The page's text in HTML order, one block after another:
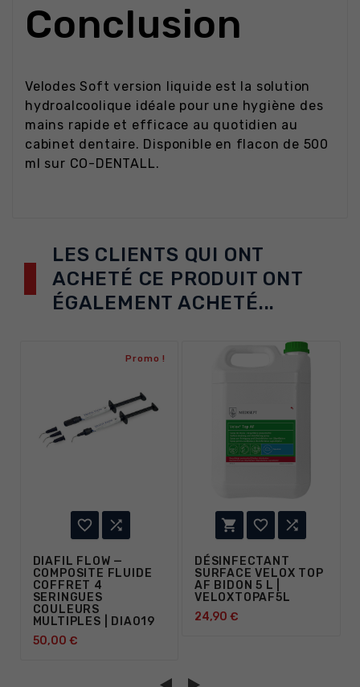
Conclusion
Velodes Soft version liquide est la solution
hydroalcoolique idéale pour une hygiène des
mains rapide et efficace au quotidien au
cabinet dentaire. Disponible en flacon de 500
ml sur CO-DENTALL.
LES CLIENTS QUI ONT
ACHETÉ CE PRODUIT ONT
ÉGALEMENT ACHETÉ...
Promo !
 
DIAFIL FLOW —
COMPOSITE FLUIDE
COFFRET 4
SERINGUES
COULEURS
MULTIPLES | DIA019
50,00 €
  
DÉSINFECTANT
SURFACE VELOX TOP
AF BIDON 5 L |
VELOXTOPAF5L
24,90 €